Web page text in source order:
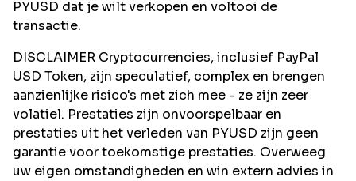
PYUSD dat je wilt verkopen en voltooi de
transactie.
DISCLAIMER Cryptocurrencies, inclusief PayPal
USD Token, zijn speculatief, complex en brengen
aanzienlijke risico's met zich mee - ze zijn zeer
volatiel. Prestaties zijn onvoorspelbaar en
prestaties uit het verleden van PYUSD zijn geen
garantie voor toekomstige prestaties. Overweeg
uw eigen omstandigheden en win extern advies in